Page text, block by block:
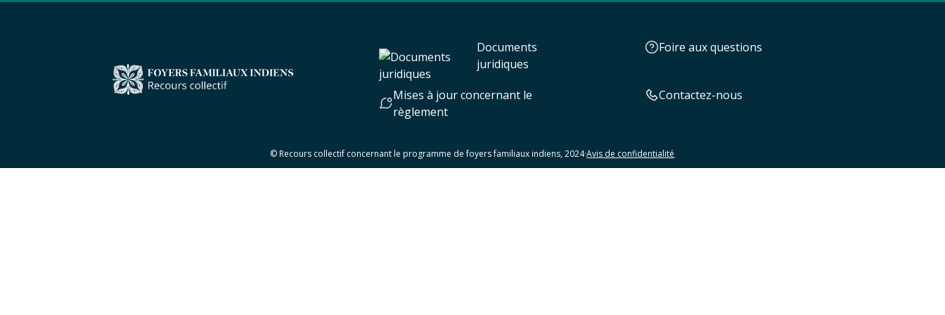
Documents
juridiques
Foire aux questions
Mises à jour concernant le
règlement
Contactez-nous
© Recours collectif concernant le programme de foyers familiaux indiens, 2024·Avis de confidentialité